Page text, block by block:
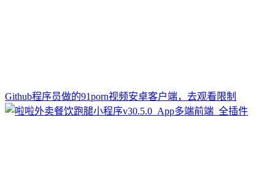
Github程序员做的91porn视频安卓客户端，去观看限制